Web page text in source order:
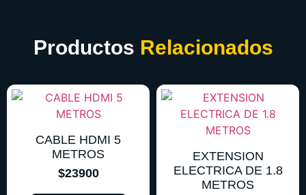
Productos Relacionados
CABLE HDMI 5
METROS
$23900
EXTENSION
ELECTRICA DE 1.8
METROS